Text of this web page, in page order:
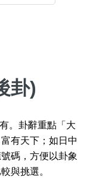
十 十一
卦)
。卦辭重點「大
有天下；如日中
碼，方便以卦象
與挑選。